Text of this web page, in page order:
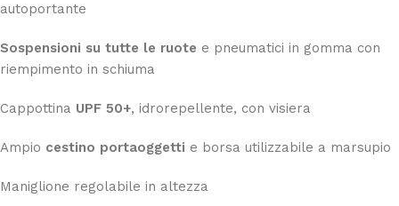
autoportante
Sospensioni su tutte le ruote e pneumatici in gomma con
riempimento in schiuma
Cappottina UPF 50+, idrorepellente, con visiera
Ampio cestino portaoggetti e borsa utilizzabile a marsupio
Maniglione regolabile in altezza